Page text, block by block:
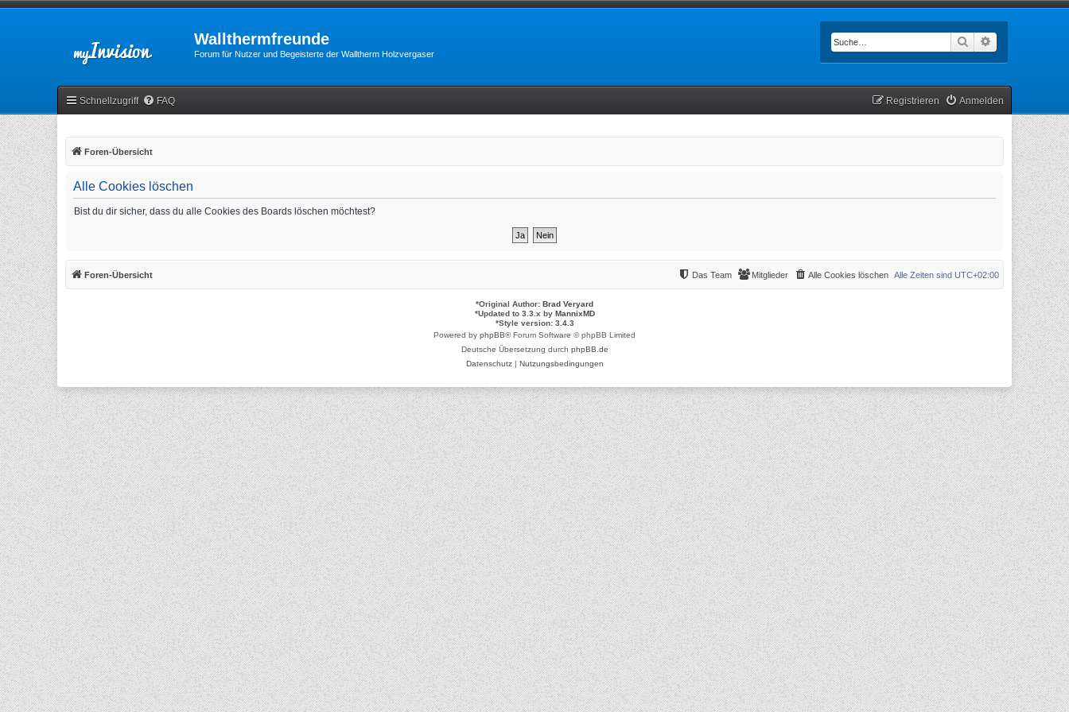
Wallthermfreunde
Forum für Nutzer und Begeisterte der Walltherm Holzvergaser
Suche
Schnellzugriff FAQ Anmelden
Registrieren
Foren-Übersicht
Alle Cookies löschen
Bist du dir sicher, dass du alle Cookies des Boards löschen möchtest?
Foren-Übersicht Alle Zeiten sind UTC+02:00
Alle Cookies löschen
Mitglieder
Das Team
*Original Author: Brad Veryard
*Updated to 3.3.x by MannixMD
*Style version: 3.4.3
Powered by phpBB® Forum Software © phpBB Limited
Deutsche Übersetzung durch phpBB.de
Datenschutz| Nutzungsbedingungen